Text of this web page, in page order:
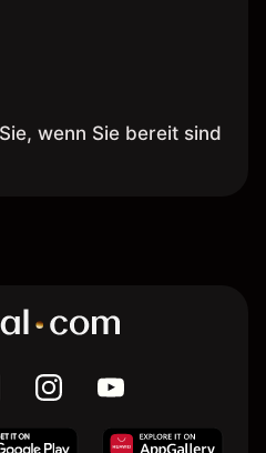
wenn Sie bereit sind